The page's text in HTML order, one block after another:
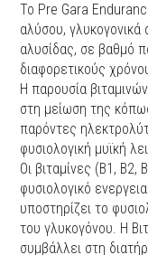
Το Pre Gara
αλύσου, γλυκογονικά
αλυσίδας, σε βαθμό
διαφορετικούς
Η παρουσία
στη μείωση της
παρόντες
φυσιολογική μυϊκή
Οι βιταμίνες (B1, B2, B
φυσιολογικό
υποστηρίζει το
του γλυκογόνου. Η
συμβάλλει στη